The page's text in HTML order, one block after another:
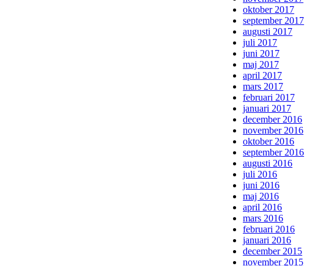
oktober 2017
september 2017
augusti 2017
juli 2017
juni 2017
maj 2017
april 2017
mars 2017
februari 2017
januari 2017
december 2016
november 2016
oktober 2016
september 2016
augusti 2016
juli 2016
juni 2016
maj 2016
april 2016
mars 2016
februari 2016
januari 2016
december 2015
november 2015